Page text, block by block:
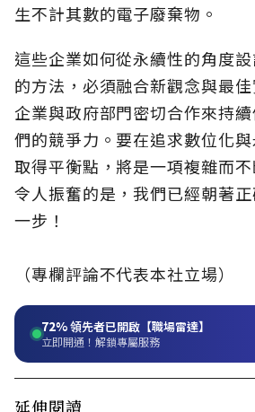
生不計其數的電子廢棄物。
這些企業如何從永續性的角度
的方法，必須融合新觀念與最
企業與政府部門密切合作來持
們的競爭力。要在追求數位化
取得平衡點，將是一項複雜而
令人振奮的是，我們已經朝著
一步！
（專欄評論不代表本社立場）
72%領先者已開啟【職場雷達】
立即開通！解鎖專屬服務
延伸閱讀